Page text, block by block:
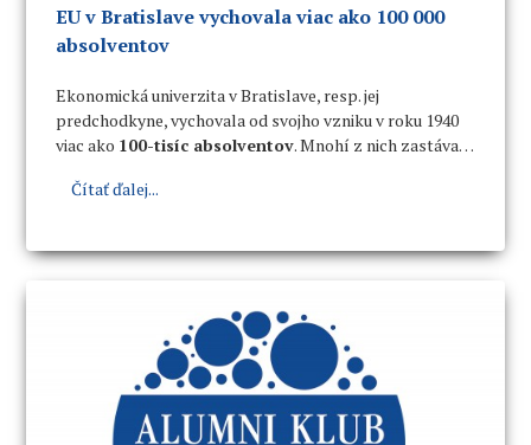
EU v Bratislave vychovala viac ako 100 000
absolventov
Ekonomická univerzita v Bratislave, resp. jej
predchodkyne, vychovala od svojho vzniku v roku 1940
viac ako 100-tisíc absolventov. Mnohí z nich zastávali
v spoločenskom, politickom a ekonomickom systéme,
Čítať ďalej...